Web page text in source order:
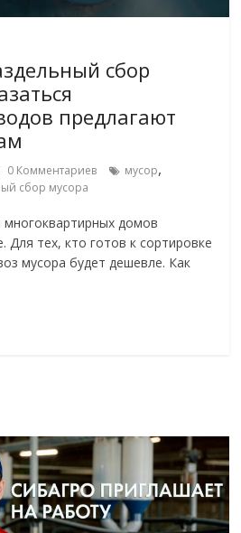
сбор
предлагают
0 Комментариев мусор,
сбор мусора
домов
Для тех, кто готов к сортировке
мусора будет дешевле. Как